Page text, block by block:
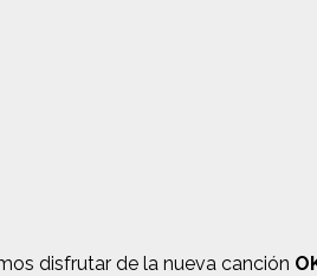
disfrutar de la nueva canción